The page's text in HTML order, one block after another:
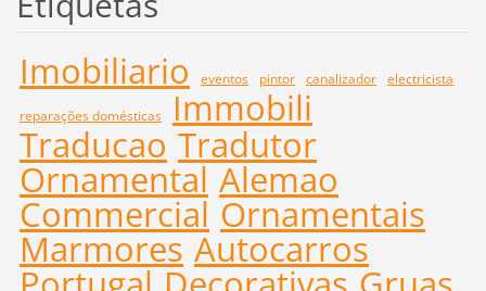
Imobiliario eventos pintor canalizador electricista
reparações domésticas
Immobili
Traducao Tradutor
Ornamental Alemao
Commercial Ornamentais
Marmores Autocarros